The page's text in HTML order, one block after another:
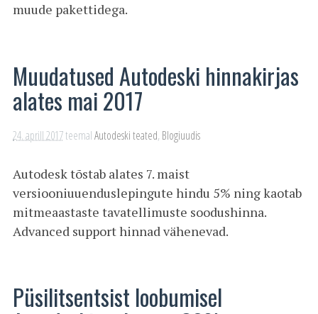
muude pakettidega.
Muudatused Autodeski hinnakirjas
alates mai 2017
24. aprill 2017teemalAutodeski teated, Blogiuudis
Autodesk tõstab alates 7. maist
versiooniuuenduslepingute hindu 5% ning kaotab
mitmeaastaste tavatellimuste soodushinna.
Advanced support hinnad vähenevad.
Püsilitsentsist loobumisel